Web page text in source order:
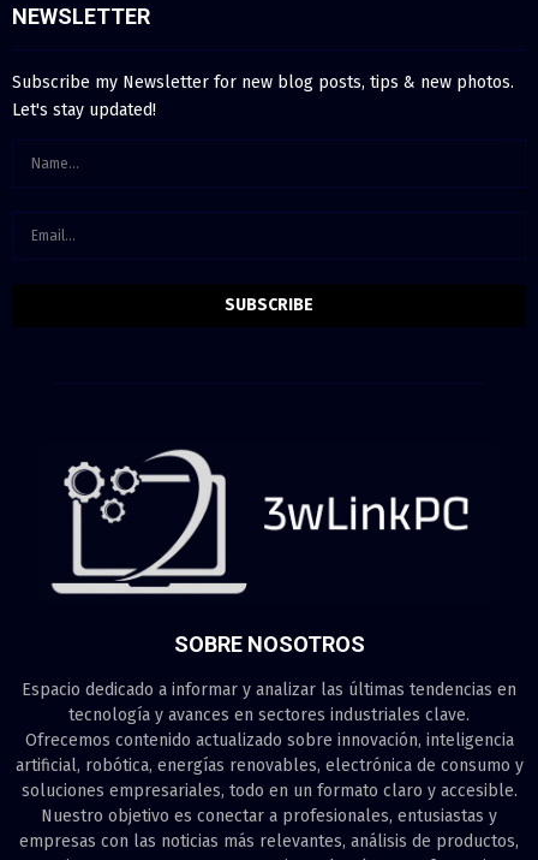
NEWSLETTER
Subscribe my Newsletter for new blog posts, tips & new photos.
Let's stay updated!
SOBRE NOSOTROS
Espacio dedicado a informar y analizar las últimas tendencias en
tecnología y avances en sectores industriales clave.
Ofrecemos contenido actualizado sobre innovación, inteligencia
artificial, robótica, energías renovables, electrónica de consumo y
soluciones empresariales, todo en un formato claro y accesible.
Nuestro objetivo es conectar a profesionales, entusiastas y
empresas con las noticias más relevantes, análisis de productos,